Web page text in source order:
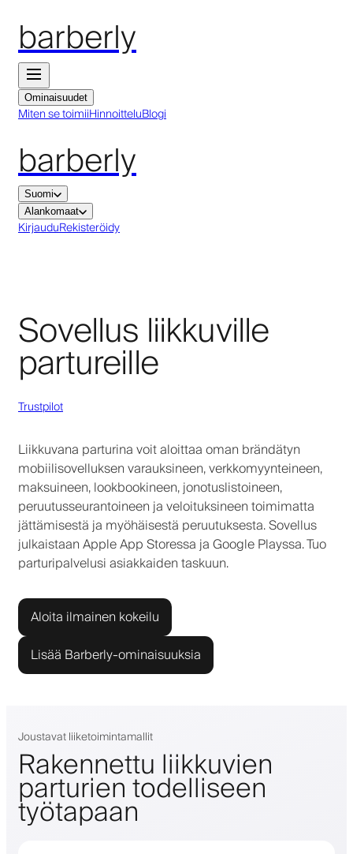
barberly
Ominaisuudet
Miten se toimiiHinnoitteluBlogi
barberly
Suomi
Alankomaat
KirjauduRekisteröidy
Sovellus liikkuville
partureille
Trustpilot
Liikkuvana parturina voit aloittaa oman brändätyn
mobiilisovelluksen varauksineen, verkkomyynteineen,
maksuineen, lookbookineen, jonotuslistoineen,
peruutusseurantoineen ja veloituksineen toimimatta
jättämisestä ja myöhäisestä peruutuksesta. Sovellus
julkaistaan Apple App Storessa ja Google Playssa. Tuo
parturipalvelusi asiakkaiden taskuun.
Aloita ilmainen kokeilu
Lisää Barberly-ominaisuuksia
Joustavat liiketoimintamallit
Rakennettu liikkuvien
parturien todelliseen
työtapaan